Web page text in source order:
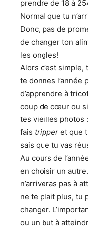
prendre de 18 à
Normal que tu
Donc, pas de
de changer ton
les ongles!
Alors c’est
te donnes l’année
d’apprendre à
coup de cœur ou
tes vieilles photos
fais tripper et que
sais que tu vas
Au cours de
en choisir un
n’arriveras pas à
ne te plait plus, tu
changer.
ou un but à